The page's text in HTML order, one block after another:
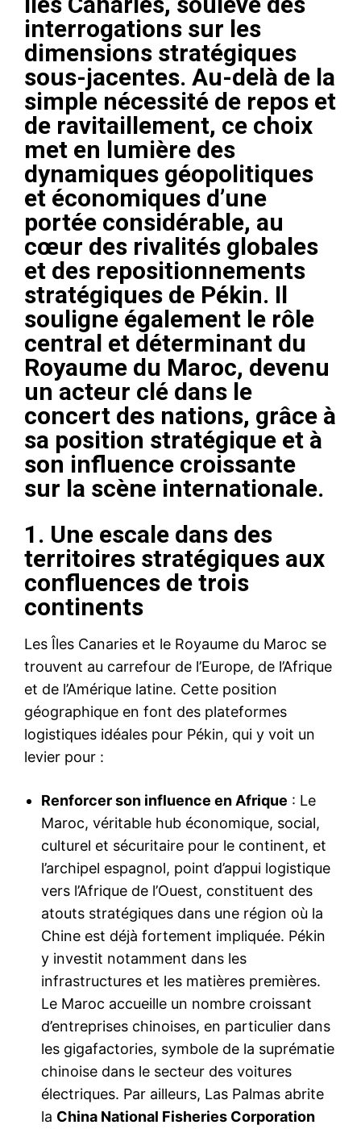
interrogations sur les
dimensions stratégiques
sous-jacentes. Au-delà de la
simple nécessité de repos et
de ravitaillement, ce choix
met en lumière des
dynamiques géopolitiques
et économiques d’une
portée considérable, au
cœur des rivalités globales
et des repositionnements
stratégiques de Pékin. Il
souligne également le rôle
central et déterminant du
Royaume du Maroc, devenu
un acteur clé dans le
concert des nations, grâce à
sa position stratégique et à
son influence croissante
sur la scène internationale.
1. Une escale dans des
territoires stratégiques aux
confluences de trois
continents
Les Îles Canaries et le Royaume du Maroc se
trouvent au carrefour de l’Europe, de l’Afrique
et de l’Amérique latine. Cette position
géographique en font des plateformes
logistiques idéales pour Pékin, qui y voit un
levier pour :
Renforcer son influence en Afrique : Le
Maroc, véritable hub économique, social,
culturel et sécuritaire pour le continent, et
l’archipel espagnol, point d’appui logistique
vers l’Afrique de l’Ouest, constituent des
atouts stratégiques dans une région où la
Chine est déjà fortement impliquée. Pékin
y investit notamment dans les
infrastructures et les matières premières.
Le Maroc accueille un nombre croissant
d’entreprises chinoises, en particulier dans
les gigafactories, symbole de la suprématie
chinoise dans le secteur des voitures
électriques. Par ailleurs, Las Palmas abrite
la China National Fisheries Corporation